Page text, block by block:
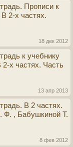
Прописи к
2-х частях.
18 дек 2012
к учебнику
х частях. Часть
13 апр 2013
В 2 частях.
Ф. , Бабушкиной Т.
8 фев 2012